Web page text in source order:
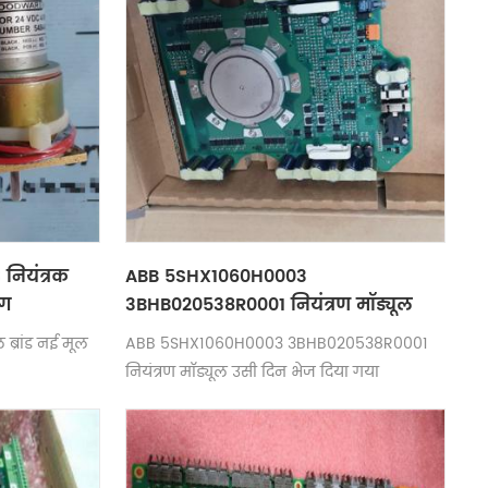
ब्रांड नई मूल
ABB 5SHX1060H0003
3BHB020538R0001 नियंत्रण मॉड्यूल
मुफ़्त और तेज़ डिलीवरी
ABB 5SHX1060H0003 3BHB020538R0001
नियंत्रण मॉड्यूल उसी दिन भेज दिया गया